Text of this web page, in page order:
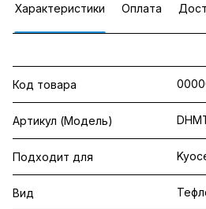
Характеристики Оплата
Код товара
Артикул (Модель)
Подходит для
Вид